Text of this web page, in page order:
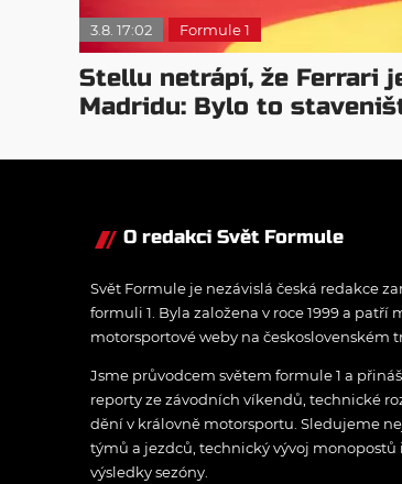
3.8. 17:02 Formule 1
Stellu netrápí, že Ferrari
Madridu: Bylo to
O redakci Svět Formule
Svět Formule je nezávislá česká redakce
formuli 1. Byla založena v roce 1999 a patří
motorsportové weby na československém
Jsme průvodcem světem formule 1 a
reporty ze závodních víkendů, technické
dění v královně motorsportu. Sledujeme
týmů a jezdců, technický vývoj
výsledky sezóny.